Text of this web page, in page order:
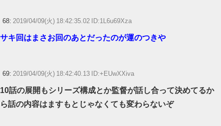
68: 2019/04/09(火) 18:42:35.02 ID:1L6u69Xza
サキ回はまさお回のあとだったのが運のつきや
69: 2019/04/09(火) 18:42:40.13 ID:+EUwXXiva
10話の展開もシリーズ構成とか監督が話し合って決めてるか
ら話の内容はますもとじゃなくても変わらないぞ